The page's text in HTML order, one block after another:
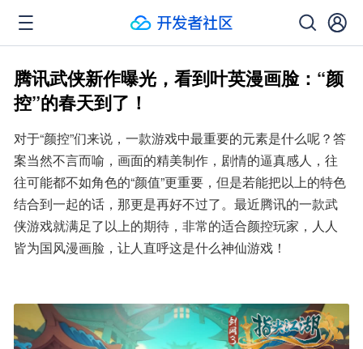
腾讯武侠新作曝光，看到叶英漫画脸：“颜
控”的春天到了！
对于“颜控”们来说，一款游戏中最重要的元素是什么呢？答
案当然不言而喻，画面的精美制作，剧情的逼真感人，往
往可能都不如角色的“颜值”更重要，但是若能把以上的特色
结合到一起的话，那更是再好不过了。最近腾讯的一款武
侠游戏就满足了以上的期待，非常的适合颜控玩家，人人
皆为国风漫画脸，让人直呼这是什么神仙游戏！